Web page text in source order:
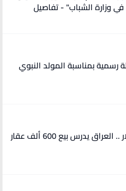
وزارة الشباب" - تفاصيل
رسمية بمناسبة المولد النبوي
قيمتها 150 مليار دولار .. العراق يدرس بيع 600 ألف عقار